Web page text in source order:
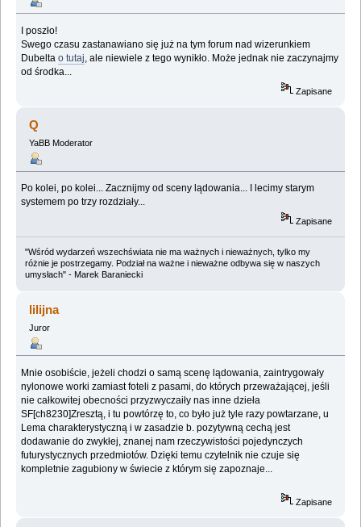
I poszło!
Swego czasu zastanawiano się już na tym forum nad wizerunkiem
Dubeltao tutaj, ale niewiele z tego wynikło. Może jednak nie zaczynajmy
od środka...
Zapisane
Q
YaBB Moderator
Po kolei, po kolei... Zacznijmy od sceny lądowania... I lecimy starym
systemem po trzy rozdziały...
Zapisane
"Wśród wydarzeń wszechświata nie ma ważnych i nieważnych, tylko my
różnie je postrzegamy. Podział na ważne i nieważne odbywa się w naszych
umysłach" - Marek Baraniecki
lilijna
Juror
Mnie osobiście, jeżeli chodzi o samą scenę lądowania, zaintrygowały
nylonowe worki zamiast foteli z pasami, do których przeważającej, jeśli
nie całkowitej obecności przyzwyczaiły nas inne dzieła
SF[ch8230]Zresztą, i tu powtórzę to, co było już tyle razy powtarzane, u
Lema charakterystyczną i w zasadzie b. pozytywną cechą jest
dodawanie do zwykłej, znanej nam rzeczywistości pojedynczych
futurystycznych przedmiotów. Dzięki temu czytelnik nie czuje się
kompletnie zagubiony w świecie z którym się zapoznaje...
Zapisane